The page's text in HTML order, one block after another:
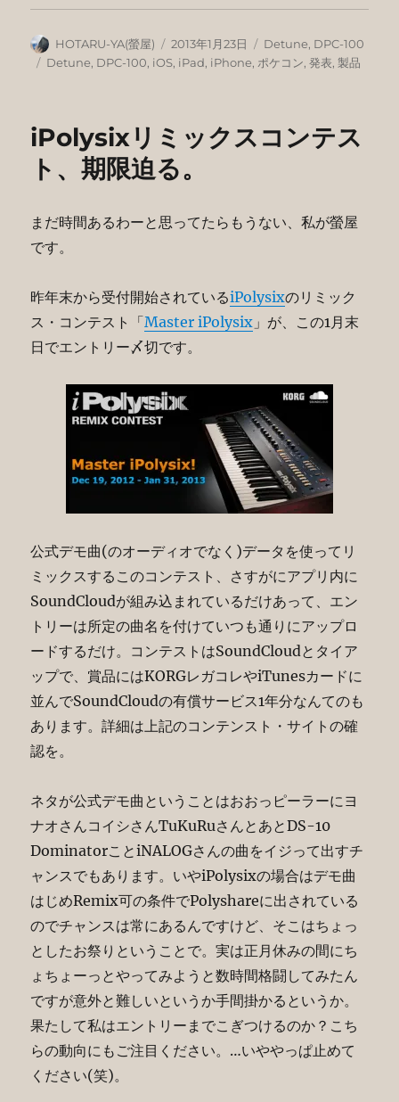
投
稿
HOTARU-YA(螢屋)
投
稿
2013年1月23日
カ
テ
Detune, DPC-100
タ
Detune, DPC-100, iOS, iPad, iPhone,ポケコン,発表, 製品
iPolysixリミックスコンテス
ト、期限迫る。
まだ時間あるわーと思ってたらもうない、私が螢屋
です。
昨年末から受付開始されているiPolysixのリミック
ス・コンテスト「Master iPolysix 」が、この1月末
日でエントリー〆切です。
公式デモ曲(のオーディオでなく)データを使ってリ
ミックスするこのコンテスト、さすがにアプリ内に
SoundCloudが組み込まれているだけあって、エン
トリーは所定の曲名を付けていつも通りにアップロ
ードするだけ。コンテストはSoundCloudとタイア
ップで、賞品にはKORGレガコレやiTunesカードに
並んでSoundCloudの有償サービス1年分なんてのも
あります。詳細は上記のコンテンスト・サイトの確
認を。
ネタが公式デモ曲ということはおおっピーラーにヨ
ナオさんコイシさんTuKuRuさんとあとDS-10
DominatorことiNALOGさんの曲をイジって出すチ
ャンスでもあります。いやiPolysixの場合はデモ曲
はじめRemix可の条件でPolyshareに出されている
のでチャンスは常にあるんですけど、そこはちょっ
としたお祭りということで。実は正月休みの間にち
ょちょーっとやってみようと数時間格闘してみたん
ですが意外と難しいというか手間掛かるというか。
果たして私はエントリーまでこぎつけるのか？こち
らの動向にもご注目ください。…いややっぱ止めて
ください(笑)。